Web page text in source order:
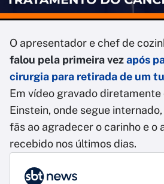
O apresentador e chef de
falou pela primeira vezapós
cirurgia para retirada de um
Em vídeo gravado
Einstein, onde segue
fãs ao agradecer o carinho e o
recebido nos últimos dias.